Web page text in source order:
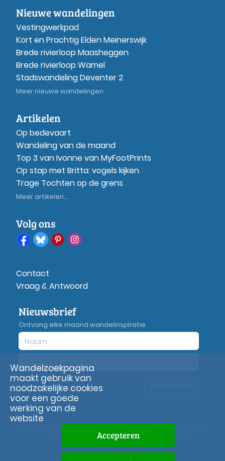
Nieuwe wandelingen
Vestingwerkpad
Kort en Prachtig Elden Meinerswijk
Brede rivierloop Maasheggen
Brede rivierloop Wamel
Stadswandeling Deventer 2
Meer nieuwe wandelingen
Artikelen
Op bedevaart
Wandeling van de maand
Top 3 van Ivonne van MyFootPrints
Op stap met Britta: vogels kijken
Trage Tochten op de grens
Meer artikelen...
Volg ons
Contact
Vraag & Antwoord
Nieuwsbrief
Ontvang elke maand wandelinspiratie
Privacyverklaring
© Wandelzoekpagina.nl
Wandelzoekpagina
maakt gebruik van
noodzakelijke cookies
voor een goede
werking van de
website
Accepteren